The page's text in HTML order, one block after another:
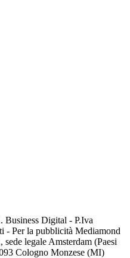
Business Digital - P.Iva
- Per la pubblicità Mediamond
legale Amsterdam (Paesi
Cologno Monzese (MI)